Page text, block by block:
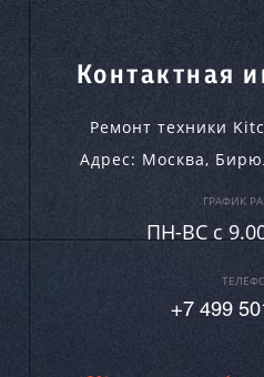
Контактная
Ремонт техники
Адрес: Москва,
ГРАФИК
ПН-ВC c
+7 499